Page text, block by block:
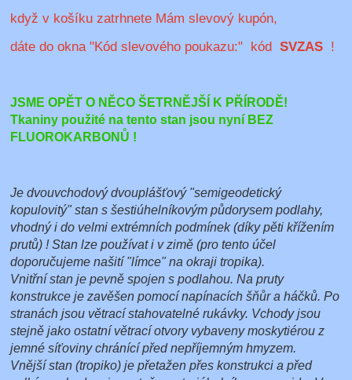
když v košíku zatrhnete Mám slevový kupón,
dáte do okna "Kód slevového poukazu:" kódSVZAS !
JSME OPĚT O NĚCO ŠETRNĚJŠÍ K PŘÍRODĚ!
Tkaniny použité na tento stan jsou nyní BEZ
FLUOROKARBONŮ !
Je dvouvchodový dvouplášťový "semigeodetický
kopulovitý" stan s šestiúhelníkovým půdorysem podlahy,
vhodný i do velmi extrémních podmínek (díky pěti křížením
prutů) ! Stan lze používat i v zimě (pro tento účel
doporučujeme našití "límce" na okraji tropika).
Vnitřní stan je pevně spojen s podlahou. Na pruty
konstrukce je zavěšen pomocí napínacích šňůr a háčků. Po
stranách jsou větrací stahovatelné rukávky. Vchody jsou
stejně jako ostatní větrací otvory vybaveny moskytiérou z
jemné síťoviny chránící před nepříjemným hmyzem.
Vnější stan (tropiko) je přetažen přes konstrukci a před